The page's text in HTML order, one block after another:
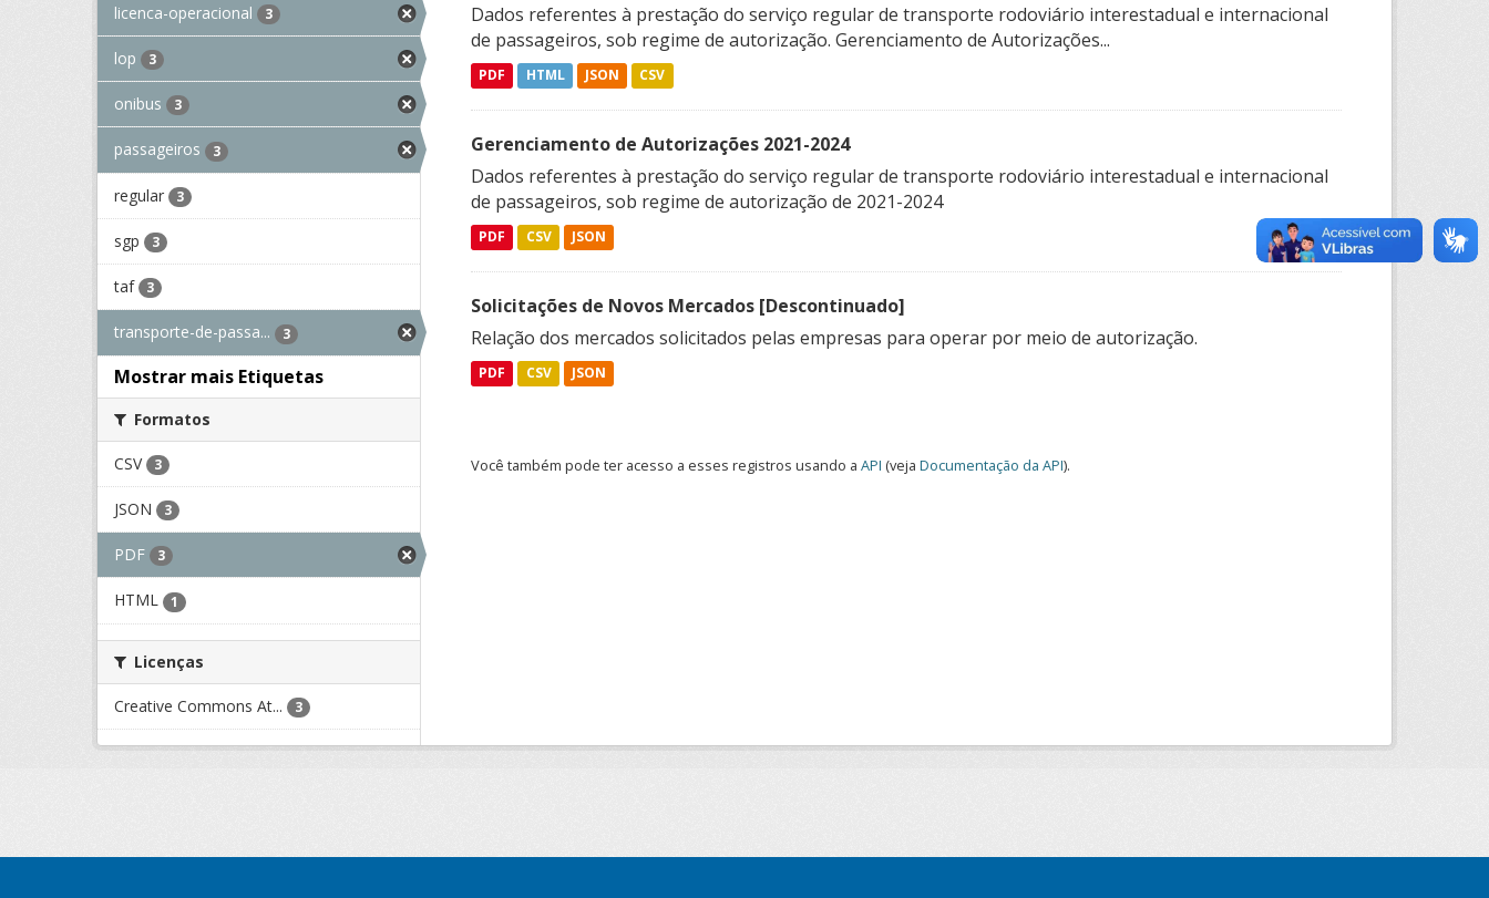
licenca-operacional 3
lop 3
onibus 3
passageiros 3
regular 3
sgp 3
taf 3
transporte-de-passa... 3
Mostrar mais Etiquetas
Formatos
CSV 3
JSON 3
PDF 3
HTML 1
Licenças
Creative Commons At... 3
Dados referentes à prestação do serviço regular de transporte rodoviário interestadual e internacional
de passageiros, sob regime de autorização. Gerenciamento de Autorizações...
PDF HTML JSON CSV
Gerenciamento de Autorizações 2021-2024
Dados referentes à prestação do serviço regular de transporte rodoviário interestadual e internacional
de passageiros, sob regime de autorização de 2021-2024
PDF CSV JSON
Solicitações de Novos Mercados [Descontinuado]
Relação dos mercados solicitados pelas empresas para operar por meio de autorização.
PDF CSV JSON
Você também pode ter acesso a esses registros usando a API (veja Documentação da API).